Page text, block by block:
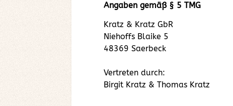
Angaben gemäß § 5 TMG
Kratz & Kratz GbR
Niehoffs Blaike 5
48369 Saerbeck
Vertreten durch:
Birgit Kratz & Thomas Kratz